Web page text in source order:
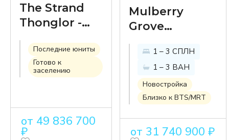
The Strand
Thonglor -
новый
проект
класса
'ultraluxury' в
районе
Тонглор
Последние юниты
Готово к
заселению
от 49 836 700
₽
Mulberry
Grove
Sukhumvit -
кондоминиум
для всех
поколений в
динамичном
районе
Эккамай
1 – 3 СПЛН
1 – 3 ВАН
Новостройка
Близко к BTS/MRT
от 31 740 900 ₽